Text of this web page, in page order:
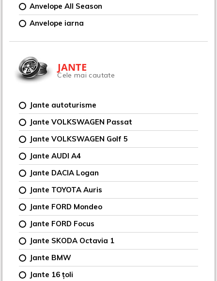
Anvelope All Season
Anvelope iarna
JANTE
Cele mai cautate
Jante autoturisme
Jante VOLKSWAGEN Passat
Jante VOLKSWAGEN Golf 5
Jante AUDI A4
Jante DACIA Logan
Jante TOYOTA Auris
Jante FORD Mondeo
Jante FORD Focus
Jante SKODA Octavia 1
Jante BMW
Jante 16 țoli